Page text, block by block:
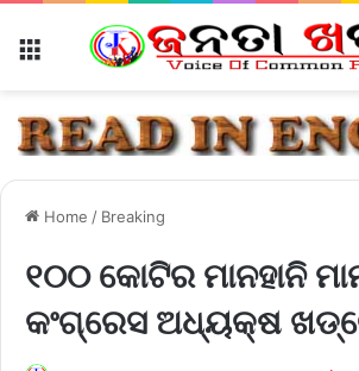
Home / Breaking
୧୦୦ କୋଟିର ମାନହାନି
କଂଗ୍ରେସ ଅଧ୍ୟକ୍ଷ